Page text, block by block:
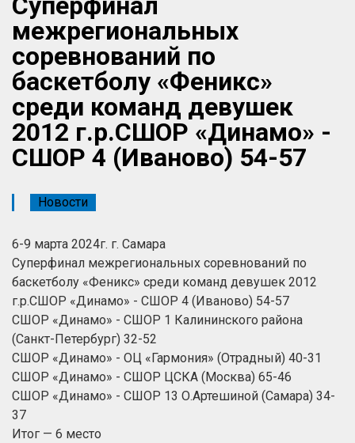
межрегиональных
соревнований по
баскетболу «Феникс»
среди команд девушек
2012 г.р.СШОР «Динамо» -
СШОР 4 (Иваново) 54-57
Новости
6-9 марта 2024г. г. Самара
Суперфинал межрегиональных соревнований по
баскетболу «Феникс» среди команд девушек 2012
г.р.СШОР «Динамо» - СШОР 4 (Иваново) 54-57
СШОР «Динамо» - СШОР 1 Калининского района
(Санкт-Петербург) 32-52
СШОР «Динамо» - ОЦ «Гармония» (Отрадный) 40-31
СШОР «Динамо» - СШОР ЦСКА (Москва) 65-46
СШОР «Динамо» - СШОР 13 О.Артешиной (Самара) 34-
37
Итог — 6 место